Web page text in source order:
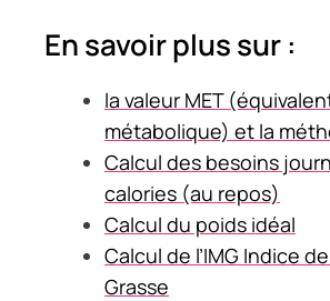
En savoir plus sur :
la valeur MET
métabolique) et la
Calcul des besoins
calories (au repos)
Calcul du poids idéal
Calcul de l’IMG Indice
Grasse